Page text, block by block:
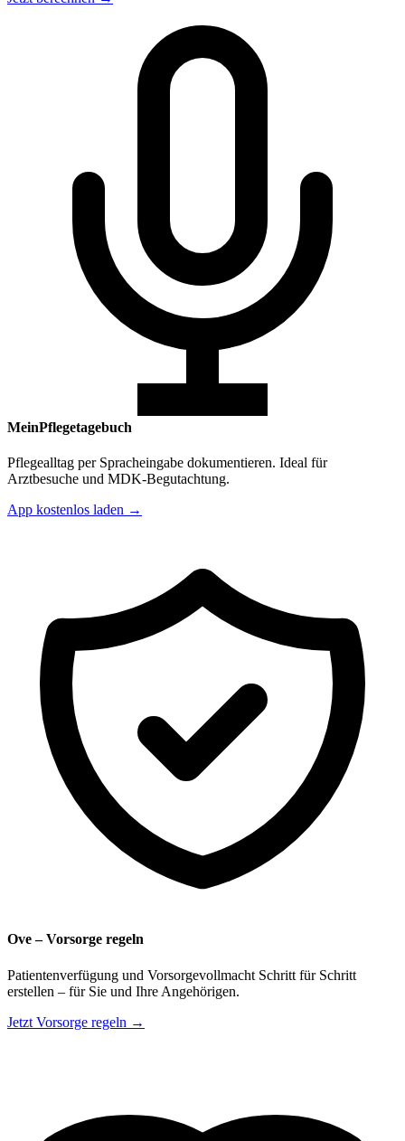
MeinPflegetagebuch
Pflegealltag per Spracheingabe dokumentieren. Ideal für
Arztbesuche und MDK-Begutachtung.
App kostenlos laden →
Ove – Vorsorge regeln
Patientenverfügung und Vorsorgevollmacht Schritt für Schritt
erstellen – für Sie und Ihre Angehörigen.
Jetzt Vorsorge regeln →